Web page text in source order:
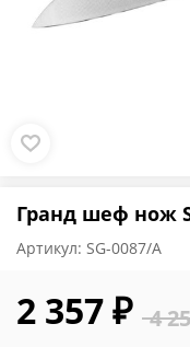
Гранд шеф нож
Артикул: SG-0087/A
4
2 357 ₽